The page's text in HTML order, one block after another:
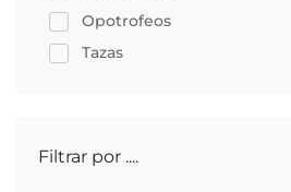
Opotrofeos
Tazas
Filtrar por ....